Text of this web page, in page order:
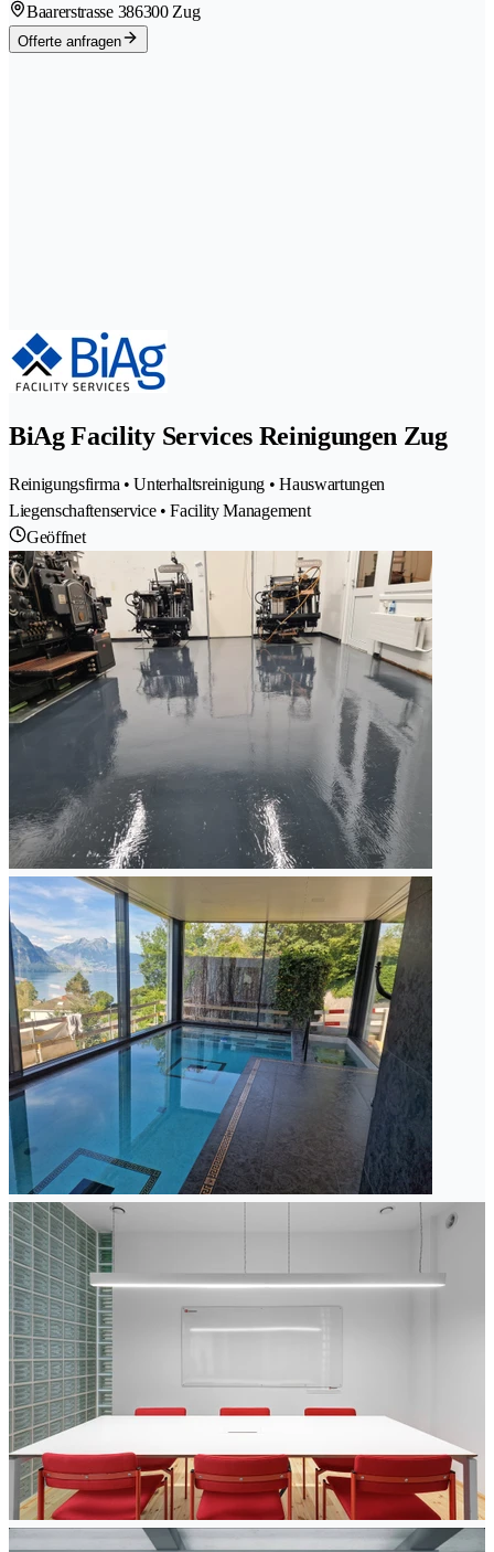
Baarerstrasse 386300 Zug
Offerte anfragen
BiAg Facility Services Reinigungen Zug
Reinigungsfirma • Unterhaltsreinigung • Hauswartungen
Liegenschaftenservice • Facility Management
Geöffnet